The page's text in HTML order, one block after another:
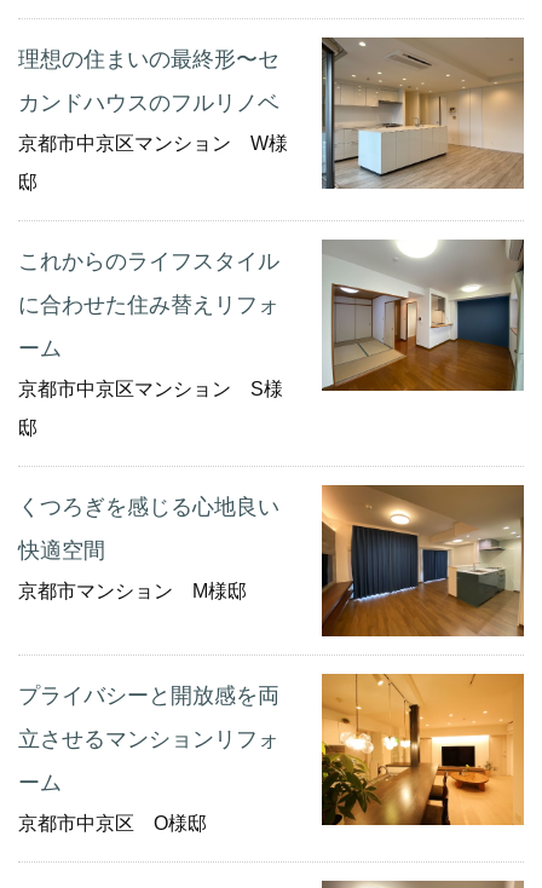
理想の住まいの最終形〜セ
カンドハウスのフルリノベ
京都市中京区マンション W様
邸
これからのライフスタイル
に合わせた住み替えリフォ
ーム
京都市中京区マンション S様
邸
くつろぎを感じる心地良い
快適空間
京都市マンション M様邸
プライバシーと開放感を両
立させるマンションリフォ
ーム
京都市中京区 O様邸